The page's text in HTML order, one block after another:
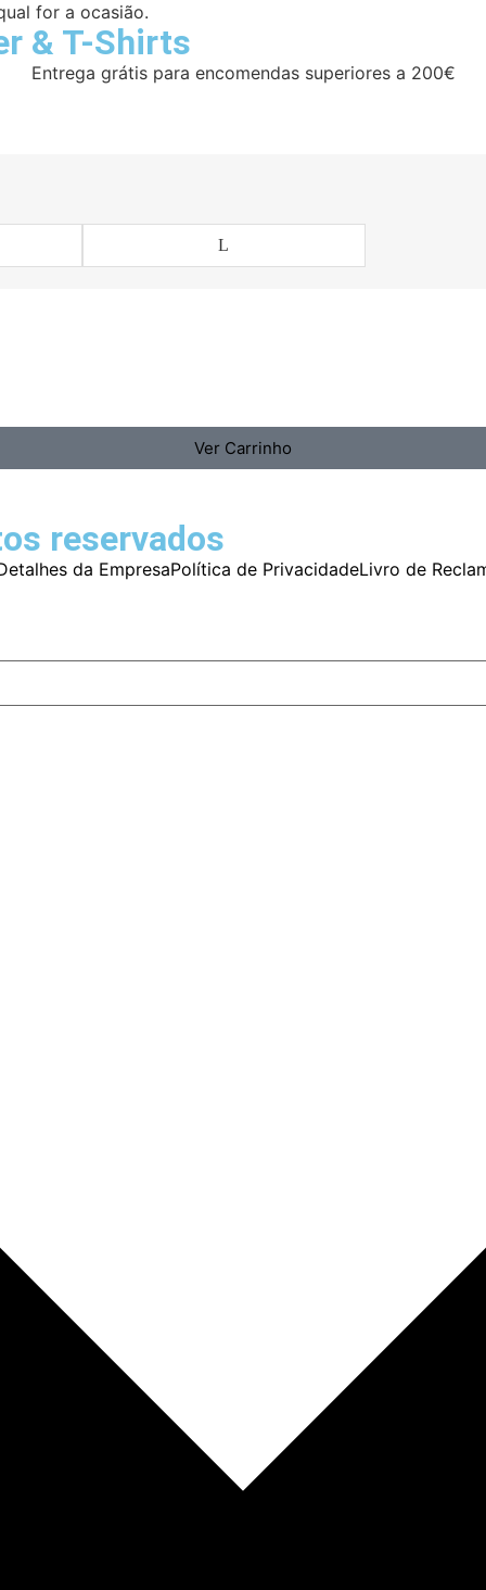
for a ocasião.
& T-Shirts
Entrega grátis para encomendas superiores a 200€
L
Ver Carrinho
reservados
da EmpresaPolítica de PrivacidadeLivro de